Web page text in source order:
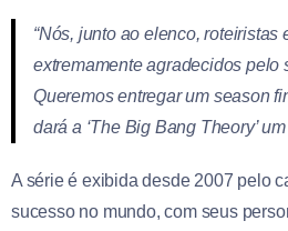
“Nós, junto ao elenco, roteiristas
extremamente agradecidos pelo
Queremos entregar um season
dará a ‘The Big Bang Theory’
A série é exibida desde 2007 pelo
sucesso no mundo, com seus